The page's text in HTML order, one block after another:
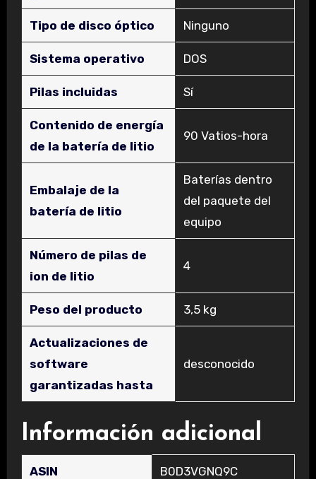
Tipo de disco óptico ‎Ninguno
Sistema operativo ‎DOS
Pilas incluidas ‎Sí
Contenido de energía
de la batería de litio
‎90 Vatios-hora
Embalaje de la
batería de litio
‎Baterías dentro
del paquete del
equipo
Número de pilas de
ion de litio
‎4
Peso del producto ‎3,5 kg
Actualizaciones de
software
garantizadas hasta
‎desconocido
Información adicional
ASIN B0D3VGNQ9C